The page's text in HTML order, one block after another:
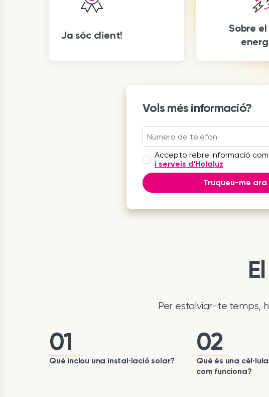
Ja sóc client!
Sobre
Vols més informació?
Accepto rebre informació
i serveis d'Holaluz
Truqueu-me
Per estalviar-te temps,
01
Què inclou una instal·lació solar?
02
Què és una
com funciona?